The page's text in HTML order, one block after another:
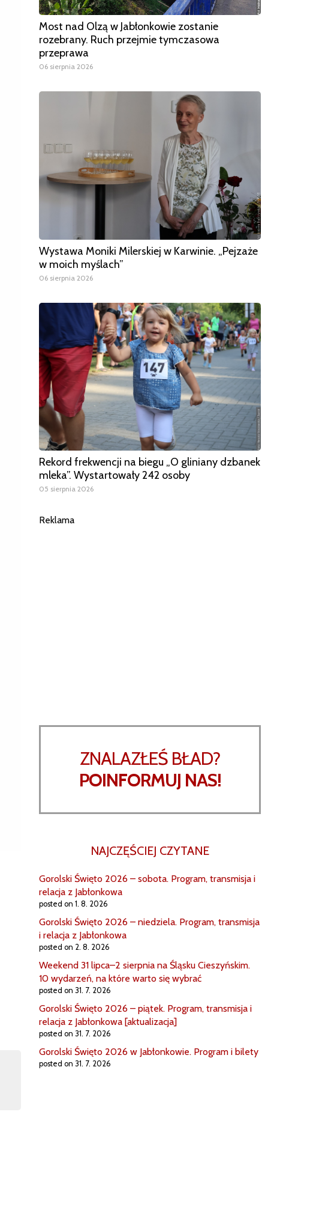
Most nad Olzą w Jabłonkowie zostanie
rozebrany. Ruch przejmie tymczasowa
przeprawa
06 sierpnia 2026
Wystawa Moniki Milerskiej w Karwinie. „Pejzaże
w moich myślach”
06 sierpnia 2026
Rekord frekwencji na biegu „O gliniany dzbanek
mleka”. Wystartowały 242 osoby
05 sierpnia 2026
Reklama
ZNALAZŁEŚ BŁAD?
POINFORMUJ NAS!
NAJCZĘŚCIEJ CZYTANE
Gorolski Święto 2026 – sobota. Program, transmisja i
relacja z Jabłonkowa
posted on 1. 8. 2026
Gorolski Święto 2026 – niedziela. Program, transmisja
i relacja z Jabłonkowa
posted on 2. 8. 2026
Weekend 31 lipca–2 sierpnia na Śląsku Cieszyńskim.
10 wydarzeń, na które warto się wybrać
posted on 31. 7. 2026
Gorolski Święto 2026 – piątek. Program, transmisja i
relacja z Jabłonkowa [aktualizacja]
posted on 31. 7. 2026
Gorolski Święto 2026 w Jabłonkowie. Program i bilety
posted on 31. 7. 2026